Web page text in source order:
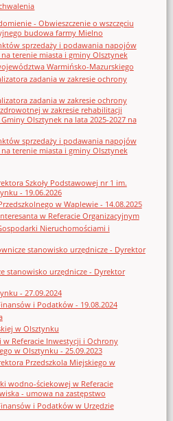
- Obwieszczenie o wszczęciu
budowa farmy Mielno
sprzedaży i podawania napojów
terenie miasta i gminy Olsztynek
Warmińsko-Mazurskiego
zadania w zakresie ochrony
zadania w zakresie ochrony
w zakresie rehabilitacji
Olsztynek na lata 2025-2027 na
sprzedaży i podawania napojów
terenie miasta i gminy Olsztynek
Szkoły Podstawowej nr 1 im.
- 19.06.2026
w Waplewie - 14.08.2025
w Referacie Organizacyjnym
Nieruchomościami i
stanowisko urzędnicze - Dyrektor
stanowisko urzędnicze - Dyrektor
- 27.09.2024
i Podatków - 19.08.2024
w Olsztynku
Referacie Inwestycji i Ochrony
w Olsztynku - 25.09.2023
Przedszkola Miejskiego w
wodno-ściekowej w Referacie
- umowa na zastępstwo
i Podatków w Urzędzie